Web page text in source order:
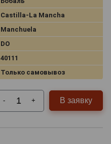
Castilla-La Mancha
Manchuela
DO
40111
Только самовывоз
- + В заявку